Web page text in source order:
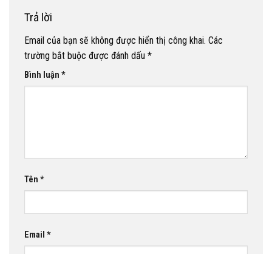
Trả lời
Email của bạn sẽ không được hiển thị công khai. Các
trường bắt buộc được đánh dấu *
Bình luận *
Tên *
Email *